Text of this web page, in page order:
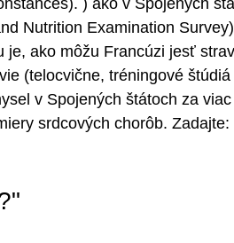
Nutrition Examination
ako môžu Francúzi jesť
(telocvične, tréningové
v Spojených štátoch za
srdcových chorôb.